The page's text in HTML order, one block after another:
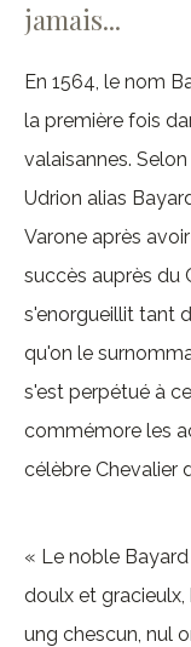
jamais...
En 1564, le nom
la première fois
valaisannes.
Udrion alias
Varone après
succès auprès du
s'enorgueillit tant
qu'on le
s'est perpétué à
commémore les
célèbre Chevalier
« Le noble
doulx et
ung chescun, nul